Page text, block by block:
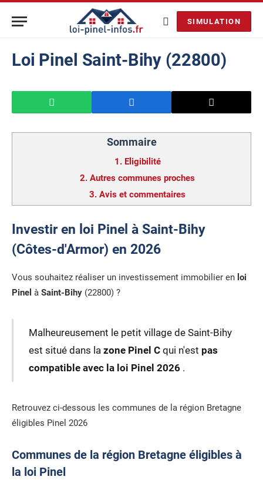
SIMULATION
Loi Pinel Saint-Bihy (22800)
Sommaire
1. Eligibilité
2. Autres communes proches
3. Avis et commentaires
Investir en loi Pinel à Saint-Bihy
(Côtes-d'Armor) en 2026
Vous souhaitez réaliser un investissement immobilier en loi
Pinel à Saint-Bihy (22800) ?
Malheureusement le petit village de Saint-Bihy
est situé dans la zone Pinel Cqui n'est pas
compatible avec la loi Pinel 2026 .
Retrouvez ci-dessous les communes de la région Bretagne
éligibles Pinel 2026
Communes de la région Bretagne éligibles à
la loi Pinel